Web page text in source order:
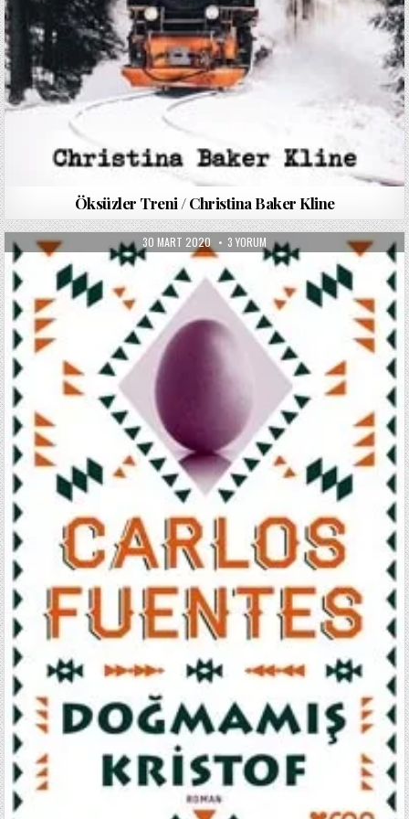
Öksüzler Treni / Christina Baker Kline
PUBLISHED
DATE:
30 MART 2020 DOĞMAMIŞ
KRISTOF
CARLOS
FUENTES
IÇIN
3 YORUM